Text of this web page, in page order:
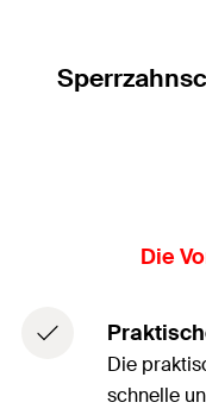
Die
Die
schnelle